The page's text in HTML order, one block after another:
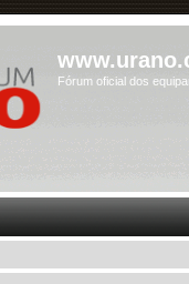
Fórum oficial dos